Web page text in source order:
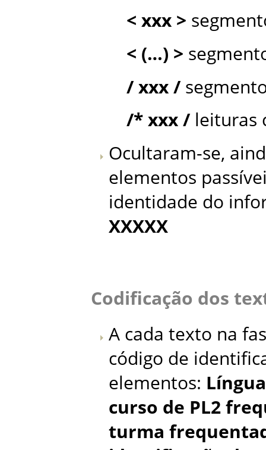
< xxx >
< (…) >
/ xxx /
/* xxx / leituras
Ocultaram-se,
elementos
identidade do
XXXXX
Codificação dos
A cada texto na
código de
elementos:
curso de PL2
turma